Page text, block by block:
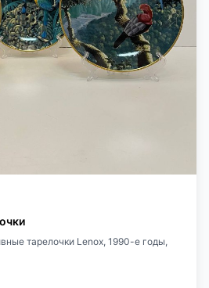
тарелочки Lenox, 1990-е годы,